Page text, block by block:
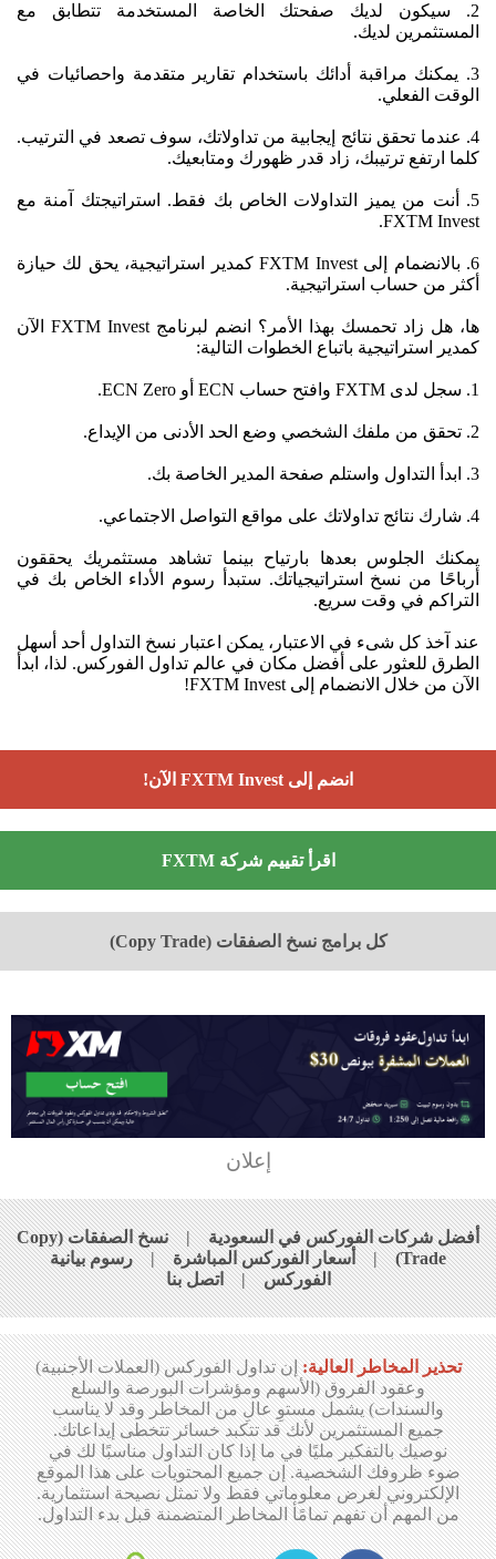
2. سيكون لديك صفحتك الخاصة المستخدمة تتطابق مع
المستثمرين لديك.
3. يمكنك مراقبة أدائك باستخدام تقارير متقدمة واحصائيات في
الوقت الفعلي.
4. عندما تحقق نتائج إيجابية من تداولاتك، سوف تصعد في الترتيب.
كلما ارتفع ترتيبك، زاد قدر ظهورك ومتابعيك.
5. أنت من يميز التداولات الخاص بك فقط. استراتيجتك آمنة مع
FXTM Invest.
6. بالانضمام إلى FXTM Invest كمدير استراتيجية، يحق لك حيازة
أكثر من حساب استراتيجية.
ها، هل زاد تحمسك بهذا الأمر؟ انضم لبرنامج FXTM Invest الآن
كمدير استراتيجية باتباع الخطوات التالية:
1. سجل لدى FXTM وافتح حساب ECN أو ECN Zero.
2. تحقق من ملفك الشخصي وضع الحد الأدنى من الإيداع.
3. ابدأ التداول واستلم صفحة المدير الخاصة بك.
4. شارك نتائج تداولاتك على مواقع التواصل الاجتماعي.
يمكنك الجلوس بعدها بارتياح بينما تشاهد مستثمريك يحققون
أرباحًا من نسخ استراتيجياتك. ستبدأ رسوم الأداء الخاص بك في
التراكم في وقت سريع.
عند آخذ كل شىء في الاعتبار، يمكن اعتبار نسخ التداول أحد أسهل
الطرق للعثور على أفضل مكان في عالم تداول الفوركس. لذا، ابدأ
الآن من خلال الانضمام إلى FXTM Invest!
انضم إلى FXTM Invest الآن!
اقرأ تقييم شركة FXTM
كل برامج نسخ الصفقات (Copy Trade)
إعلان
أفضل شركات الفوركس في السعودية|
نسخ الصفقات (Copy
Trade)
|أسعار الفوركس المباشرة|رسوم بيانية
الفوركس|اتصل بنا
تحذير المخاطر العالية:إن تداول الفوركس (العملات الأجنبية)
وعقود الفروق (الأسهم ومؤشرات البورصة والسلع
والسندات) يشمل مستوِ عالِ من المخاطر وقد لا يناسب
جميع المستثمرين لأنك قد تتكبد خسائر تتخطى إيداعاتك.
نوصيك بالتفكير مليًا في ما إذا كان التداول مناسبًا لك في
ضوء ظروفك الشخصية. إن جميع المحتويات على هذا الموقع
الإلكتروني لغرض معلوماتي فقط ولا تمثل نصيحة استثمارية.
من المهم أن تفهم تمامًأ المخاطر المتضمنة قبل بدء التداول.